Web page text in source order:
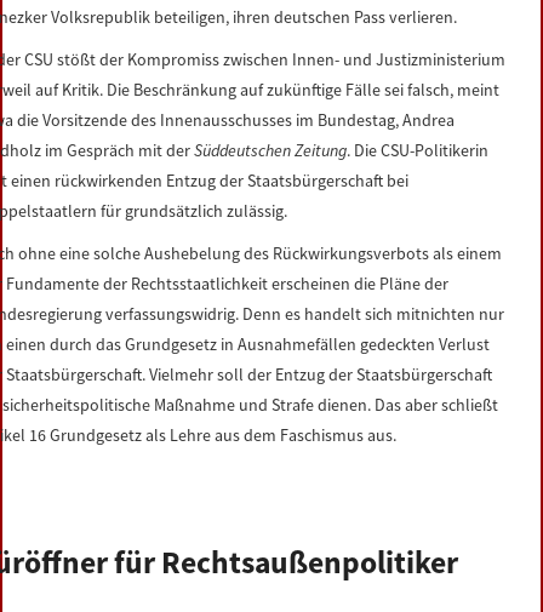
Volksrepublik beteiligen, ihren deutschen Pass verlieren.
CSU stößt der Kompromiss zwischen Innen- und Justizministerium
auf Kritik. Die Beschränkung auf zukünftige Fälle sei falsch, meint
die Vorsitzende des Innenausschusses im Bundestag, Andrea
im Gespräch mit derSüddeutschen Zeitung. Die CSU-Politikerin
einen rückwirkenden Entzug der Staatsbürgerschaft bei
für grundsätzlich zulässig.
ohne eine solche Aushebelung des Rückwirkungsverbots als einem
Fundamente der Rechtsstaatlichkeit erscheinen die Pläne der
verfassungswidrig. Denn es handelt sich mitnichten nur
einen durch das Grundgesetz in Ausnahmefällen gedeckten Verlust
Staatsbürgerschaft. Vielmehr soll der Entzug der Staatsbürgerschaft
Maßnahme und Strafe dienen. Das aber schließt
16 Grundgesetz als Lehre aus dem Faschismus aus.
für Rechtsaußenpolitiker